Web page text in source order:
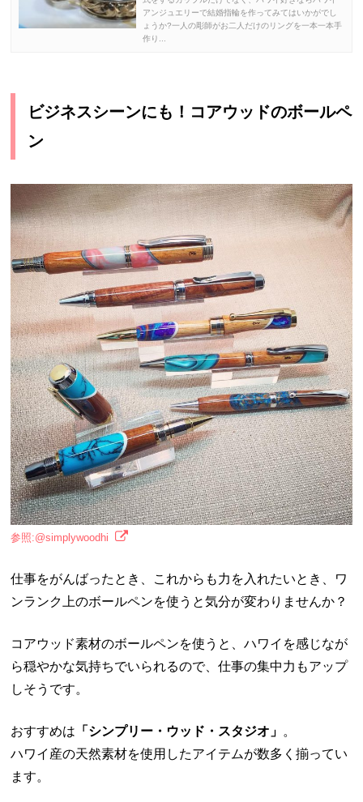
アンジュエリーで結婚指輪を作ってみてはいかがでし
ょうか?一人の彫師がお二人だけのリングを一本一本手
作り...
ビジネスシーンにも！コアウッドのボールペ
ン
参照:@simplywoodhi
仕事をがんばったとき、これからも力を入れたいとき、ワ
ンランク上のボールペンを使うと気分が変わりませんか？
コアウッド素材のボールペンを使うと、ハワイを感じなが
ら穏やかな気持ちでいられるので、仕事の集中力もアップ
しそうです。
おすすめは 「シンプリー・ウッド・スタジオ」 。
ハワイ産の天然素材を使用したアイテムが数多く揃ってい
ます。